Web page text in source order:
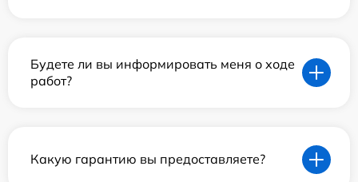
Будете ли вы информировать меня о ходе
работ?
Какую гарантию вы предоставляете?